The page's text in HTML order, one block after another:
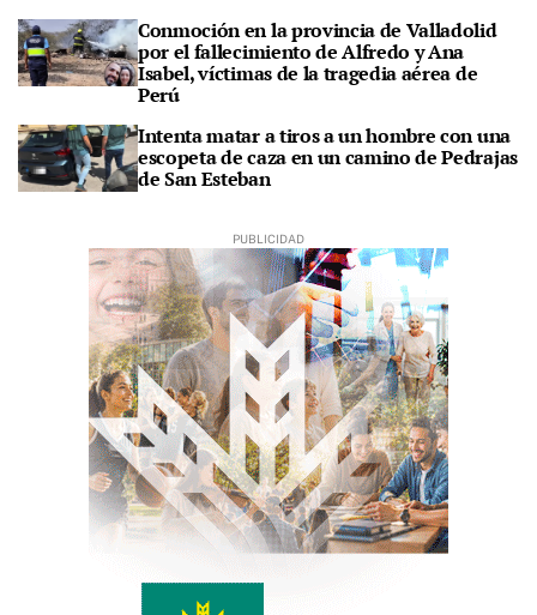
Conmoción en la provincia de Valladolid
por el fallecimiento de Alfredo y Ana
Isabel, víctimas de la tragedia aérea de
Perú
Intenta matar a tiros a un hombre con una
escopeta de caza en un camino de Pedrajas
de San Esteban